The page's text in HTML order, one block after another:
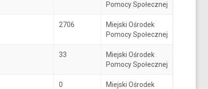
Pomocy Społecznej
2706
Miejski Ośrodek
Pomocy Społecznej
33
Miejski Ośrodek
Pomocy Społecznej
0
Miejski Ośrodek